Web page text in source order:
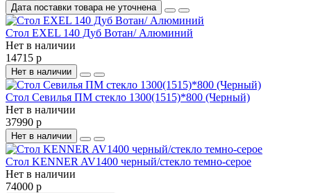
Дата поставки товара не уточнена
Стол EXEL 140 Дуб Вотан/ Алюминий
Нет в наличии
14715 р
Нет в наличии
Стол Севилья ПМ стекло 1300(1515)*800 (Черный)
Нет в наличии
37990 р
Нет в наличии
Стол KENNER AV1400 черный/стекло темно-серое
Нет в наличии
74000 р